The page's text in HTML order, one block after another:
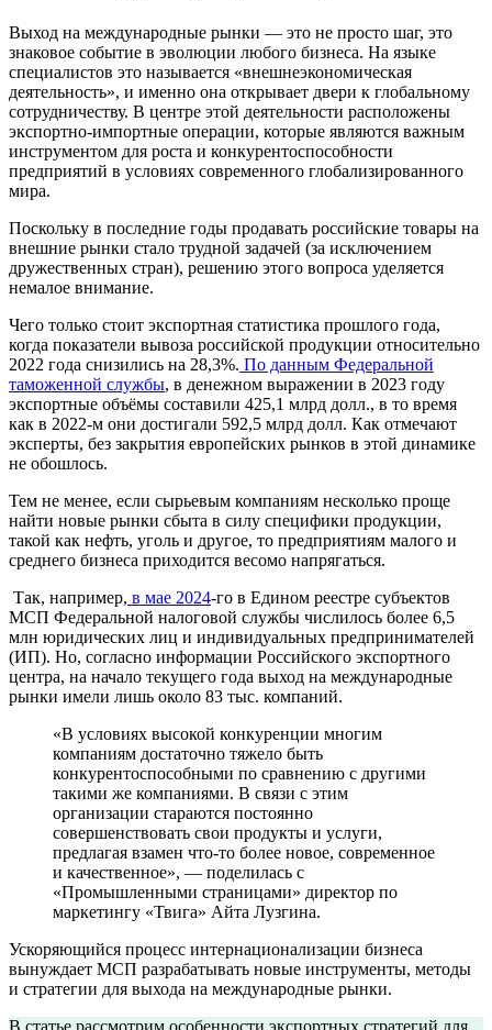
Выход на международные рынки — это не просто шаг, это
знаковое событие в эволюции любого бизнеса. На языке
специалистов это называется «внешнеэкономическая
деятельность», и именно она открывает двери к глобальному
сотрудничеству. В центре этой деятельности расположены
экспортно-импортные операции, которые являются важным
инструментом для роста и конкурентоспособности
предприятий в условиях современного глобализированного
мира.
Поскольку в последние годы продавать российские товары на
внешние рынки стало трудной задачей (за исключением
дружественных стран), решению этого вопроса уделяется
немалое внимание.
Чего только стоит экспортная статистика прошлого года,
когда показатели вывоза российской продукции относительно
2022 года снизились на 28,3%. По данным Федеральной
таможенной службы, в денежном выражении в 2023 году
экспортные объёмы составили 425,1 млрд долл., в то время
как в 2022-м они достигали 592,5 млрд долл. Как отмечают
эксперты, без закрытия европейских рынков в этой динамике
не обошлось.
Тем не менее, если сырьевым компаниям несколько проще
найти новые рынки сбыта в силу специфики продукции,
такой как нефть, уголь и другое, то предприятиям малого и
среднего бизнеса приходится весомо напрягаться.
Так, например, в мае 2024-го в Едином реестре субъектов
МСП Федеральной налоговой службы числилось более 6,5
млн юридических лиц и индивидуальных предпринимателей
(ИП). Но, согласно информации Российского экспортного
центра, на начало текущего года выход на международные
рынки имели лишь около 83 тыс. компаний.
«В условиях высокой конкуренции многим
компаниям достаточно тяжело быть
конкурентоспособными по сравнению с другими
такими же компаниями. В связи с этим
организации стараются постоянно
совершенствовать свои продукты и услуги,
предлагая взамен что-то более новое, современное
и качественное», — поделилась с
«Промышленными страницами» директор по
маркетингу «Твига» Айта Лузгина.
Ускоряющийся процесс интернационализации бизнеса
вынуждает МСП разрабатывать новые инструменты, методы
и стратегии для выхода на международные рынки.
В статье рассмотрим особенности экспортных стратегий для